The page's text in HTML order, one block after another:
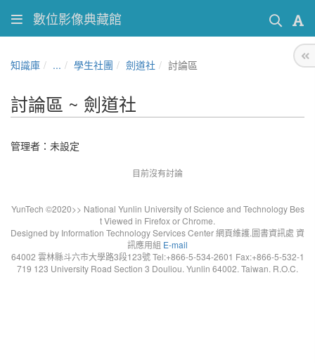
數位影像典藏館
知識庫 ... 學生社團 劍道社 討論區
討論區 ~ 劍道社
管理者：未設定
目前沒有討論
YunTech ©2020>> National Yunlin University of Science and Technology Bes
t Viewed in Firefox or Chrome.
Designed by Information Technology Services Center 網頁維護.圖書資訊處 資
訊應用組 E-mail
64002 雲林縣斗六市大學路3段123號 Tel:+866-5-534-2601 Fax:+866-5-532-1
719 123 University Road Section 3 Douliou. Yunlin 64002. Taiwan. R.O.C.